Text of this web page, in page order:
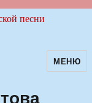
МЕНЮ